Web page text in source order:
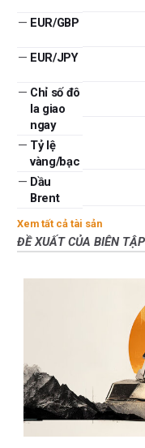
— EUR/GBP
— EUR/JPY
— Chỉ số đô
la giao
ngay
— Tỷ lệ
vàng/bạc
— Dầu
Brent
Xem tất cả tài sản
ĐỀ XUẤT CỦA BIÊN